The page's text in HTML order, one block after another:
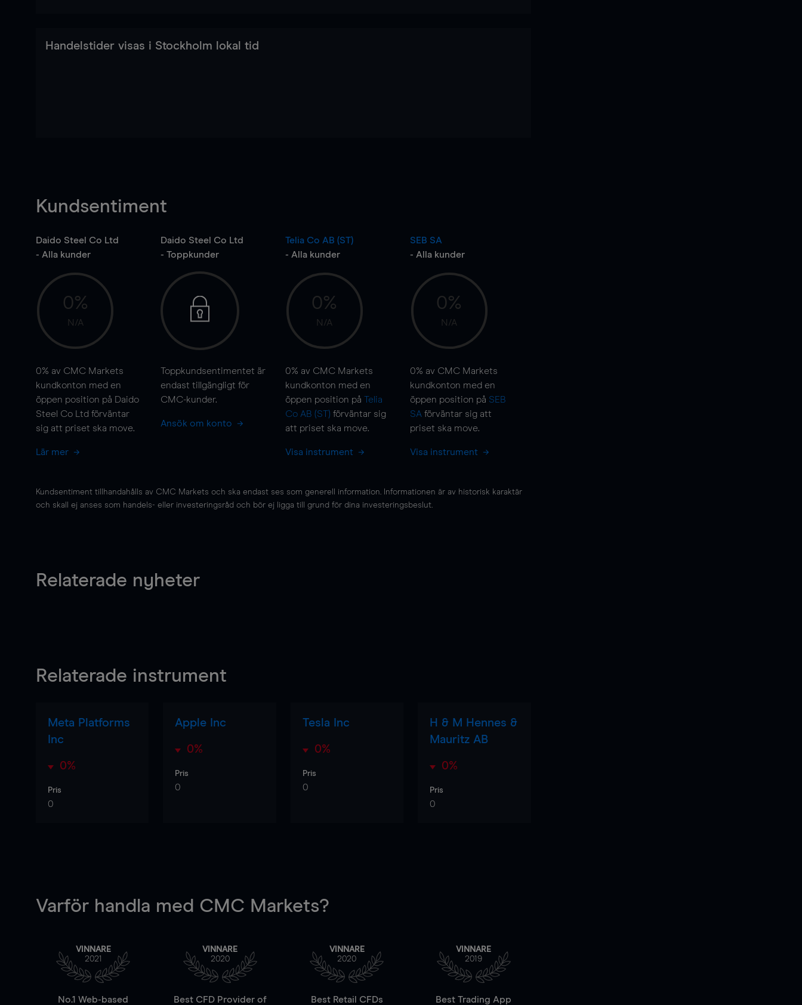
Handelstider visas i Stockholm lokal tid
Kundsentiment
Daido Steel Co Ltd
- Alla kunder
0%
N/A
0% av CMC Markets
kundkonton med en
öppen position på Daido
Steel Co Ltd förväntar
sig att priset ska move.
Lär mer
Daido Steel Co Ltd
- Toppkunder
Toppkundsentimentet är
endast tillgängligt för
CMC-kunder.
Ansök om konto
Telia Co AB (ST)
- Alla kunder
0%
N/A
0% av CMC Markets
kundkonton med en
öppen position på Telia
Co AB (ST) förväntar sig
att priset ska move.
Visa instrument
SEB SA
- Alla kunder
0%
N/A
0% av CMC Markets
kundkonton med en
öppen position på SEB
SA förväntar sig att
priset ska move.
Visa instrument
Kundsentiment tillhandahålls av CMC Markets och ska endast ses som generell information. Informationen är av historisk karaktär
och skall ej anses som handels- eller investeringsråd och bör ej ligga till grund för dina investeringsbeslut.
Relaterade nyheter
Relaterade instrument
Meta Platforms
Inc
0%
Pris
0
Apple Inc
0%
Pris
0
Tesla Inc
0%
Pris
0
H & M Hennes &
Mauritz AB
0%
Pris
0
Varför handla med CMC Markets?
VINNARE
2021
No.1 Web-based
VINNARE
2020
Best CFD Provider of
VINNARE
2020
Best Retail CFDs
VINNARE
2019
Best Trading App